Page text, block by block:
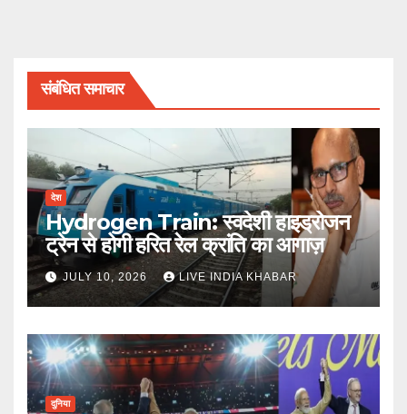
संबंधित समाचार
देश
Hydrogen Train: स्वदेशी हाइड्रोजन
ट्रेन से होगी हरित रेल क्रांति का आगाज़
JULY 10, 2026 LIVE INDIA KHABAR
दुनिया